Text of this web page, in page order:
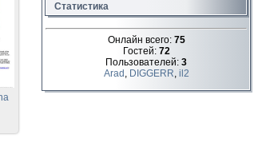
Статистика
Онлайн всего: 75
Гостей: 72
Пользователей: 3
Arad , DIGGERR, il2